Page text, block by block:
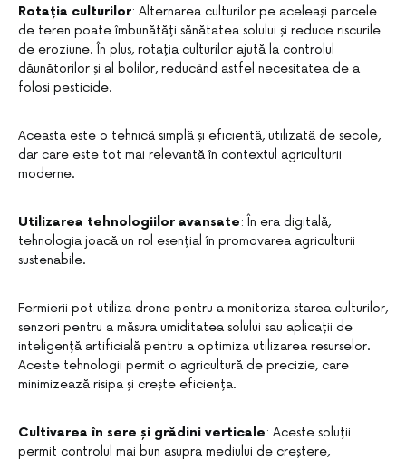
Rotația culturilor: Alternarea culturilor pe aceleași parcele
de teren poate îmbunătăți sănătatea solului și reduce riscurile
de eroziune. În plus, rotația culturilor ajută la controlul
dăunătorilor și al bolilor, reducând astfel necesitatea de a
folosi pesticide.
Aceasta este o tehnică simplă și eficientă, utilizată de secole,
dar care este tot mai relevantă în contextul agriculturii
moderne.
Utilizarea tehnologiilor avansate: În era digitală,
tehnologia joacă un rol esențial în promovarea agriculturii
sustenabile.
Fermierii pot utiliza drone pentru a monitoriza starea culturilor,
senzori pentru a măsura umiditatea solului sau aplicații de
inteligență artificială pentru a optimiza utilizarea resurselor.
Aceste tehnologii permit o agricultură de precizie, care
minimizează risipa și crește eficiența.
Cultivarea în sere și grădini verticale: Aceste soluții
permit controlul mai bun asupra mediului de creștere,